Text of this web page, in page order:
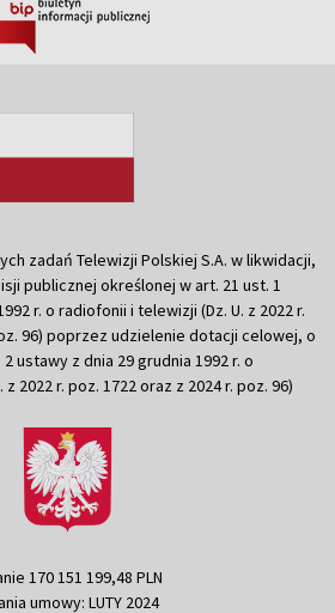
zadań Telewizji Polskiej S.A. w likwidacji,
publicznej określonej w art. 21 ust. 1
r. o radiofonii i telewizji (Dz. U. z 2022 r.
96) poprzez udzielenie dotacji celowej, o
ustawy z dnia 29 grudnia 1992 r. o
2022 r. poz. 1722 oraz z 2024 r. poz. 96)
170 151 199,48 PLN
umowy: LUTY 2024